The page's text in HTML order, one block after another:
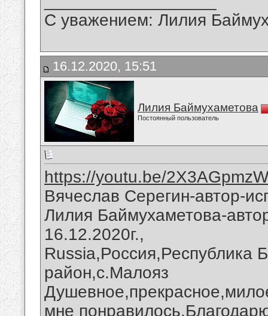
С уважением: Лилия
16.12.2020, 15:51
Лилия Баймухаметова
Постоянный пользователь
https://youtu.be/
Вячеслав Серегин-автор-
Лилия Баймухаметова-
16.12.2020г.,
Russia,Россия,Республика
район,с.Малояз
мне